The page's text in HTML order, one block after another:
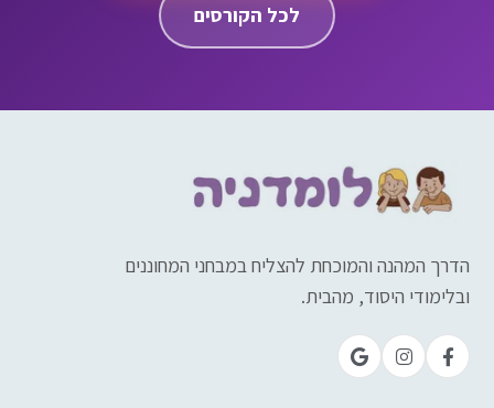
לכל הקורסים
הדרך המהנה והמוכחת להצליח במבחני המחוננים
ובלימודי היסוד, מהבית.